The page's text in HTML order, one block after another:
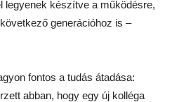
legyenek készítve a működésre,
generációhoz is –
fontos a tudás átadása:
abban, hogy egy új kolléga